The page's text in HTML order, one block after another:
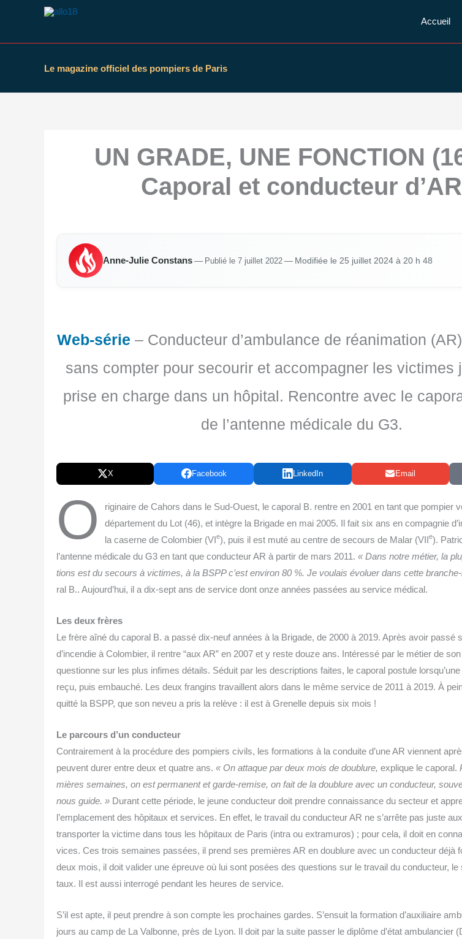
contenu
Accueil
Le magazine officiel des pompiers de Paris
UN GRADE, UNE FONCTION
Caporal et conducteur d’AR
Anne-Julie Constans— Publié le 7 juillet 2022— Modi­fiée le 25 juillet 2024 à 20 h 48
Web-série – Conducteur d’ambulance de réanimation
sans compter pour secourir et accompagner les victimes
prise en charge dans un hôpital. Rencontre avec le
de l’antenne médicale du G3.
X Facebook LinkedIn Email
O
ri­gi­naire de Cahors dans le Sud-Ouest, le capo­ral B. rentre en 2001 en tant que pom­pier
dépar­te­ment du Lot (46), et intègre la Bri­gade en mai 2005. Il fait six ans en com­pa­gnie
la caserne de Colom­bier (VIe), puis il est muté au centre de secours de Malar (VIIe).
l’an­tenne médi­cale du G3 en tant que conduc­teur AR à par­tir de mars 2011. « Dans notre métier, la
tions est du secours à vic­times, à la BSPP c’est envi­ron 80 %. Je vou­lais évo­luer dans cette
ral B.. Aujourd’hui, il a dix-sept ans de ser­vice dont onze années pas­sées au ser­vice médical.
Les deux frères
Le frère aîné du capo­ral B. a pas­sé dix-neuf années à la Bri­gade, de 2000 à 2019. Après avoir pas­sé
d’incendie à Colom­bier, il rentre “aux AR” en 2007 et y reste douze ans. Inté­res­sé par le métier de
ques­tionne sur les plus infimes détails. Séduit par les des­crip­tions faites, le capo­ral pos­tule
reçu, puis embau­ché. Les deux fran­gins tra­vaillent alors dans le même ser­vice de 2011 à 2019. À
quit­té la BSPP, que son neveu a pris la relève : il est à Gre­nelle depuis six mois !
Le par­cours d’un conduc­teur
Contrai­re­ment à la pro­cé­dure des pom­piers civils, les for­ma­tions à la conduite d’une AR viennent
peuvent durer entre deux et quatre ans. « On attaque par deux mois de dou­blure, explique le capo­ral.
mières semaines, on est per­ma­nent et garde-remise, on fait de la dou­blure avec un conduc­teur,
nous guide. » Durant cette période, le jeune conduc­teur doit prendre connais­sance du sec­teur et
l’emplacement des hôpi­taux et ser­vices. En effet, le tra­vail du conduc­teur AR ne s’arrête pas juste
trans­por­ter la vic­time dans tous les hôpi­taux de Paris (intra ou extra­mu­ros) ; pour cela, il doit en
vices. Ces trois semaines pas­sées, il prend ses pre­mières AR en dou­blure avec un conduc­teur déjà
deux mois, il doit vali­der une épreuve où lui sont posées des ques­tions sur le tra­vail du conduc­teur,
taux. Il est aus­si inter­ro­gé pen­dant les heures de service.
S’il est apte, il peut prendre à son compte les pro­chaines gardes. S’ensuit la for­ma­tion d’auxi­liaire
jours au camp de La Val­bonne, près de Lyon. Il doit par la suite pas­ser le diplôme d’état ambu­lan­cier